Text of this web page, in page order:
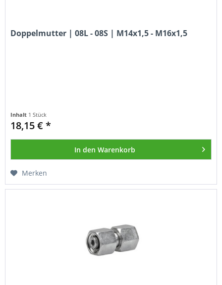
Doppelmutter | 08L - 08S | M14x1,5 - M16x1,5
Inhalt 1 Stück
18,15 € *
In den Warenkorb
Merken